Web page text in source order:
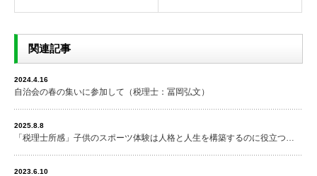
関連記事
2024.4.16
自治会の春の集いに参加して（税理士：冨岡弘文）
2025.8.8
「税理士所感」子供のスポーツ体験は人格と人生を構築するのに役立つ…
2023.6.10